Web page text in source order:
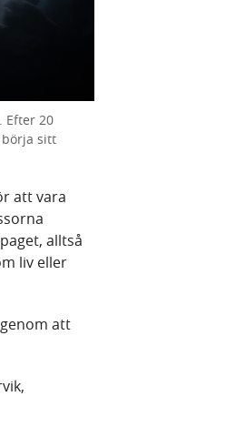
Efter 20
sitt
att vara
alltså
liv eller
att